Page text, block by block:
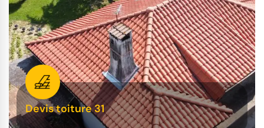
Devis toiture 31